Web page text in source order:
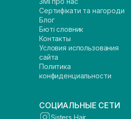
Сертифікати та нагороди
Блог
Бюті словник
Контакты
Условия использования
сайта
Политика
конфиденциальности
СОЦИАЛЬНЫЕ СЕТИ
Sisters Hair